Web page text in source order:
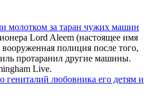
молотком за таран чужих машин
Lord Aleem (настоящее имя
полиция после того,
протаранил другие машины.
Live.